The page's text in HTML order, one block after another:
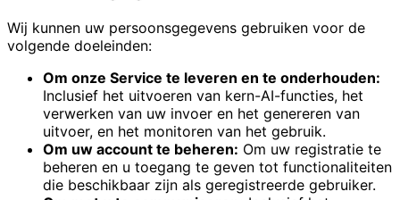
Wij kunnen uw persoonsgegevens gebruiken voor de
volgende doeleinden:
Om onze Service te leveren en te onderhouden:
Inclusief het uitvoeren van kern-AI-functies, het
verwerken van uw invoer en het genereren van
uitvoer, en het monitoren van het gebruik.
Om uw account te beheren: Om uw registratie te
beheren en u toegang te geven tot functionaliteiten
die beschikbaar zijn als geregistreerde gebruiker.